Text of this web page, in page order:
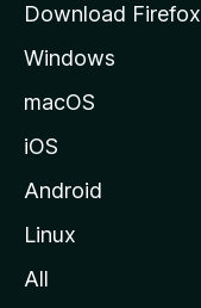
ı
n
i
d
Download Firefox
Windows
macOS
iOS
Android
Linux
All